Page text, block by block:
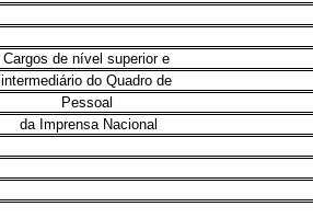
Cargos de nível superior e
intermediário do Quadro de
Pessoal
da Imprensa Nacional